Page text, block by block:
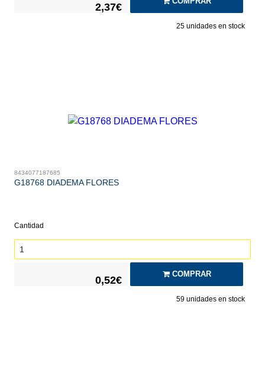
2,37€
25unidades en stock
8434077187685
G18768 DIADEMA FLORES
Cantidad
0,52€
COMPRAR
59unidades en stock